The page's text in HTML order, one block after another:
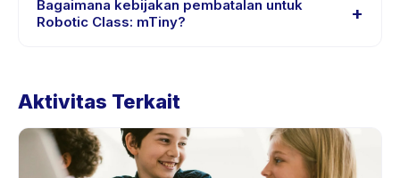
Class: mTiny, atau hubungi penyedia melalui aplikasi.
Bagaimana kebijakan pembatalan untuk
Robotic Class: mTiny?
+
aktivitas di aplikasi. Kebanyakan penyedia mengizinkan
sebelumnya.
Aktivitas Terkait